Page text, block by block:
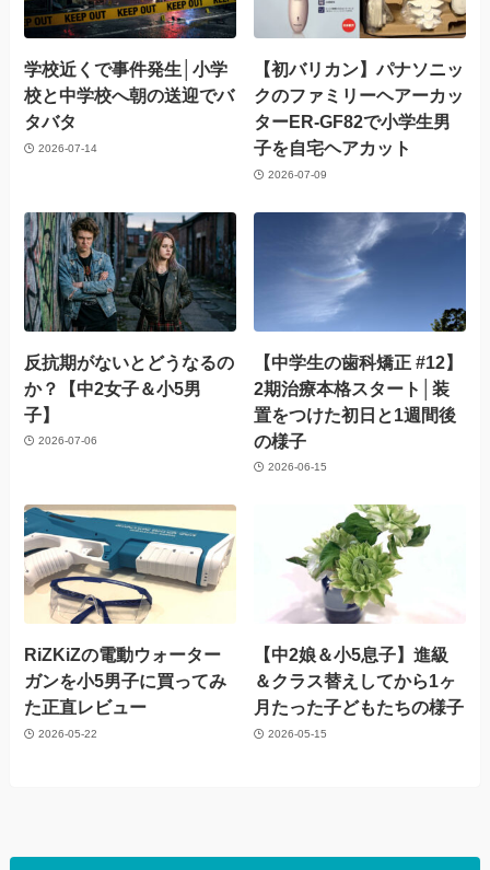
学校近くで事件発生│小学
校と中学校へ朝の送迎でバ
タバタ
2026-07-14
【初バリカン】パナソニッ
クのファミリーヘアーカッ
ターER-GF82で小学生男
子を自宅ヘアカット
2026-07-09
反抗期がないとどうなるの
か？【中2女子＆小5男
子】
2026-07-06
【中学生の歯科矯正 #12】
2期治療本格スタート│装
置をつけた初日と1週間後
の様子
2026-06-15
RiZKiZの電動ウォーター
ガンを小5男子に買ってみ
た正直レビュー
2026-05-22
【中2娘＆小5息子】進級
＆クラス替えしてから1ヶ
月たった子どもたちの様子
2026-05-15